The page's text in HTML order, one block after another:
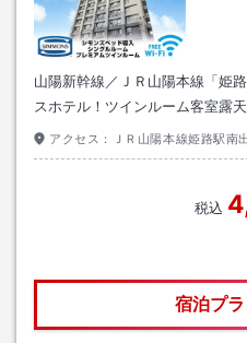
山陽新幹線／ＪＲ山陽本線「姫
スホテル！ツインルーム客室露
アクセス： ＪＲ山陽本線姫路駅
税込
宿泊プ